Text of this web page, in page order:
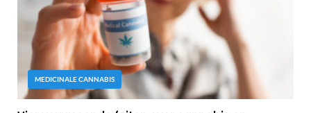
MEDICINALE CANNABIS